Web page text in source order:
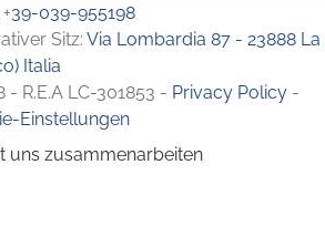
39-039-955198
Sitz: Via Lombardia 87 - 23888 La
Italia
- R.E.A LC-301853 - Privacy Policy -
Einstellungen
uns zusammenarbeiten